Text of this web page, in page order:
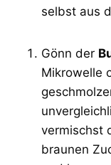
selbst aus
Gönn der
Mikrowelle
vermischst
braunen